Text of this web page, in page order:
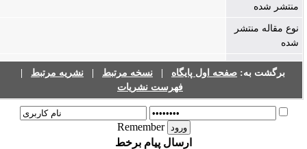
منتشر شده
نوع مقاله منتشر
شده
برگشت به:صفحه اول پایگاه| نسخه مرتبط| نشریه مرتبط|
فهرست نشریات
Remember
ارسال پیام برخط